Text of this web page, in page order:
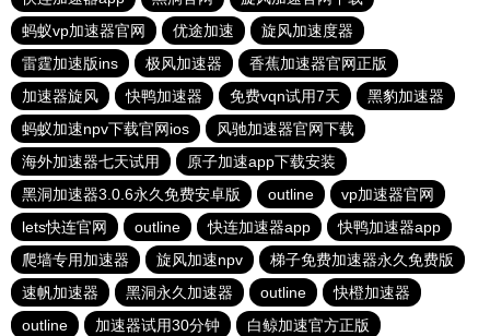
蚂蚁vp加速器官网
优途加速
旋风加速度器
雷霆加速版ins
极风加速器
香蕉加速器官网正版
加速器旋风
快鸭加速器 免费vqn试用7天
黑豹加速器
蚂蚁加速npv下载官网ios
风驰加速器官网下载
海外加速器七天试用
原子加速app下载安装
黑洞加速器3.0.6永久免费安卓版
outline
vp加速器官网
lets快连官网
outline 快连加速器app
快鸭加速器app
爬墙专用加速器
旋风加速npv
梯子免费加速器永久免费版
速帆加速器
黑洞永久加速器 outline
快橙加速器
outline
加速器试用30分钟 白鲸加速官方正版